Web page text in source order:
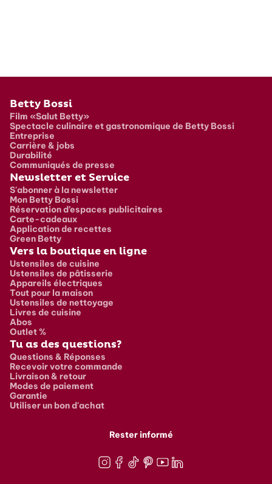
Pied de page
Betty Bossi
Film «Salut Betty»
Spectacle culinaire et gastronomique de Betty Bossi
Entreprise
Carrière & jobs
Durabilité
Communiqués de presse
Newsletter et Service
S'abonner à la newsletter
Mon Betty Bossi
Réservation d’espaces publicitaires
Carte-cadeaux
Application de recettes
Green Betty
Vers la boutique en ligne
Ustensiles de cuisine
Ustensiles de pâtisserie
Appareils électriques
Tout pour la maison
Ustensiles de nettoyage
Livres de cuisine
Abos
Outlet %
Tu as des questions?
Questions & Réponses
Recevoir votre commande
Livraison & retour
Modes de paiement
Garantie
Utiliser un bon d'achat
Rester informé